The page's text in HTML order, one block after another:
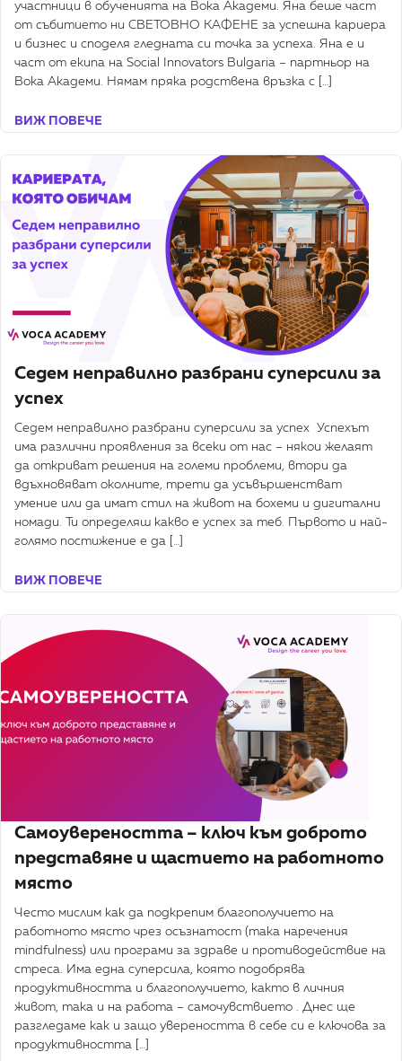
участници в обученията на Вока Академи. Яна беше част
от събитието ни СВЕТОВНО КАФЕНЕ за успешна кариера
и бизнес и споделя гледната си точка за успеха. Яна е и
част от екипа на Social Innovators Bulgaria – партньор на
Вока Академи. Нямам пряка родствена връзка с […]
ВИЖ ПОВЕЧЕ
Седем неправилно разбрани суперсили за
успех
Седем неправилно разбрани суперсили за успех Успехът
има различни проявления за всеки от нас – някои желаят
да откриват решения на големи проблеми, втори да
вдъхновяват околните, трети да усъвършенстват
умение или да имат стил на живот на бохеми и дигитални
номади. Ти определяш какво е успех за теб. Първото и най-
голямо постижение е да […]
ВИЖ ПОВЕЧЕ
Самоувереността – ключ към доброто
представяне и щастието на работното
място
Често мислим как да подкрепим благополучието на
работното място чрез осъзнатост (така наречения
mindfulness) или програми за здраве и противодействие на
стреса. Има една суперсила, която подобрява
продуктивността и благополучието, както в личния
живот, така и на работа – самочувствието . Днес ще
разгледаме как и защо увереността в себе си е ключова за
продуктивността […]